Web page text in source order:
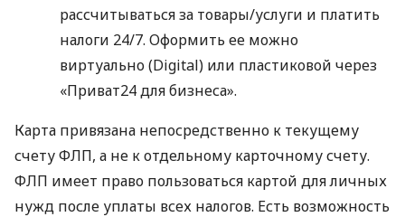
рассчитываться за товары/услуги и платить
налоги 24/7. Оформить ее можно
виртуально (Digital) или пластиковой через
«Приват24 для бизнеса».
Карта привязана непосредственно к текущему
счету ФЛП, а не к отдельному карточному счету.
ФЛП имеет право пользоваться картой для личных
нужд после уплаты всех налогов. Есть возможность